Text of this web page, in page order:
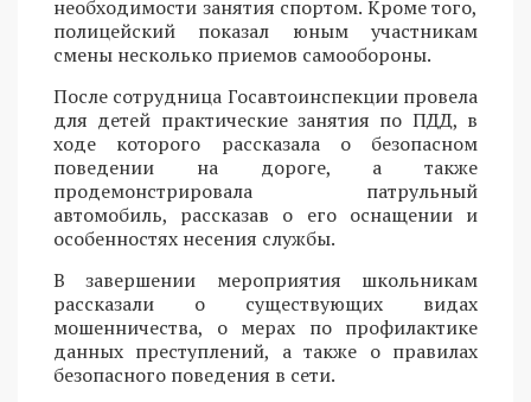
необходимости занятия спортом. Кроме того,
полицейский показал юным участникам
смены несколько приемов самообороны.
После сотрудница Госавтоинспекции провела
для детей практические занятия по ПДД, в
ходе которого рассказала о безопасном
поведении на дороге, а также
продемонстрировала патрульный
автомобиль, рассказав о его оснащении и
особенностях несения службы.
В завершении мероприятия школьникам
рассказали о существующих видах
мошенничества, о мерах по профилактике
данных преступлений, а также о правилах
безопасного поведения в сети.